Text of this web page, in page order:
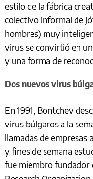
estilo de la fábrica
colectivo informal de
hombres) muy
virus se convirtió en
y una forma de
Dos nuevos virus
En 1991, Bontchev
virus búlgaros a la
llamadas de empresas
y fines de semana
fue miembro fundador